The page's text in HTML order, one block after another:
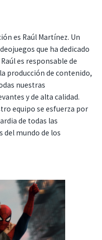
es Raúl Martínez. Un
que ha dedicado
es responsable de
producción de contenido,
nuestras
y de alta calidad.
equipo se esfuerza por
de todas las
del mundo de los